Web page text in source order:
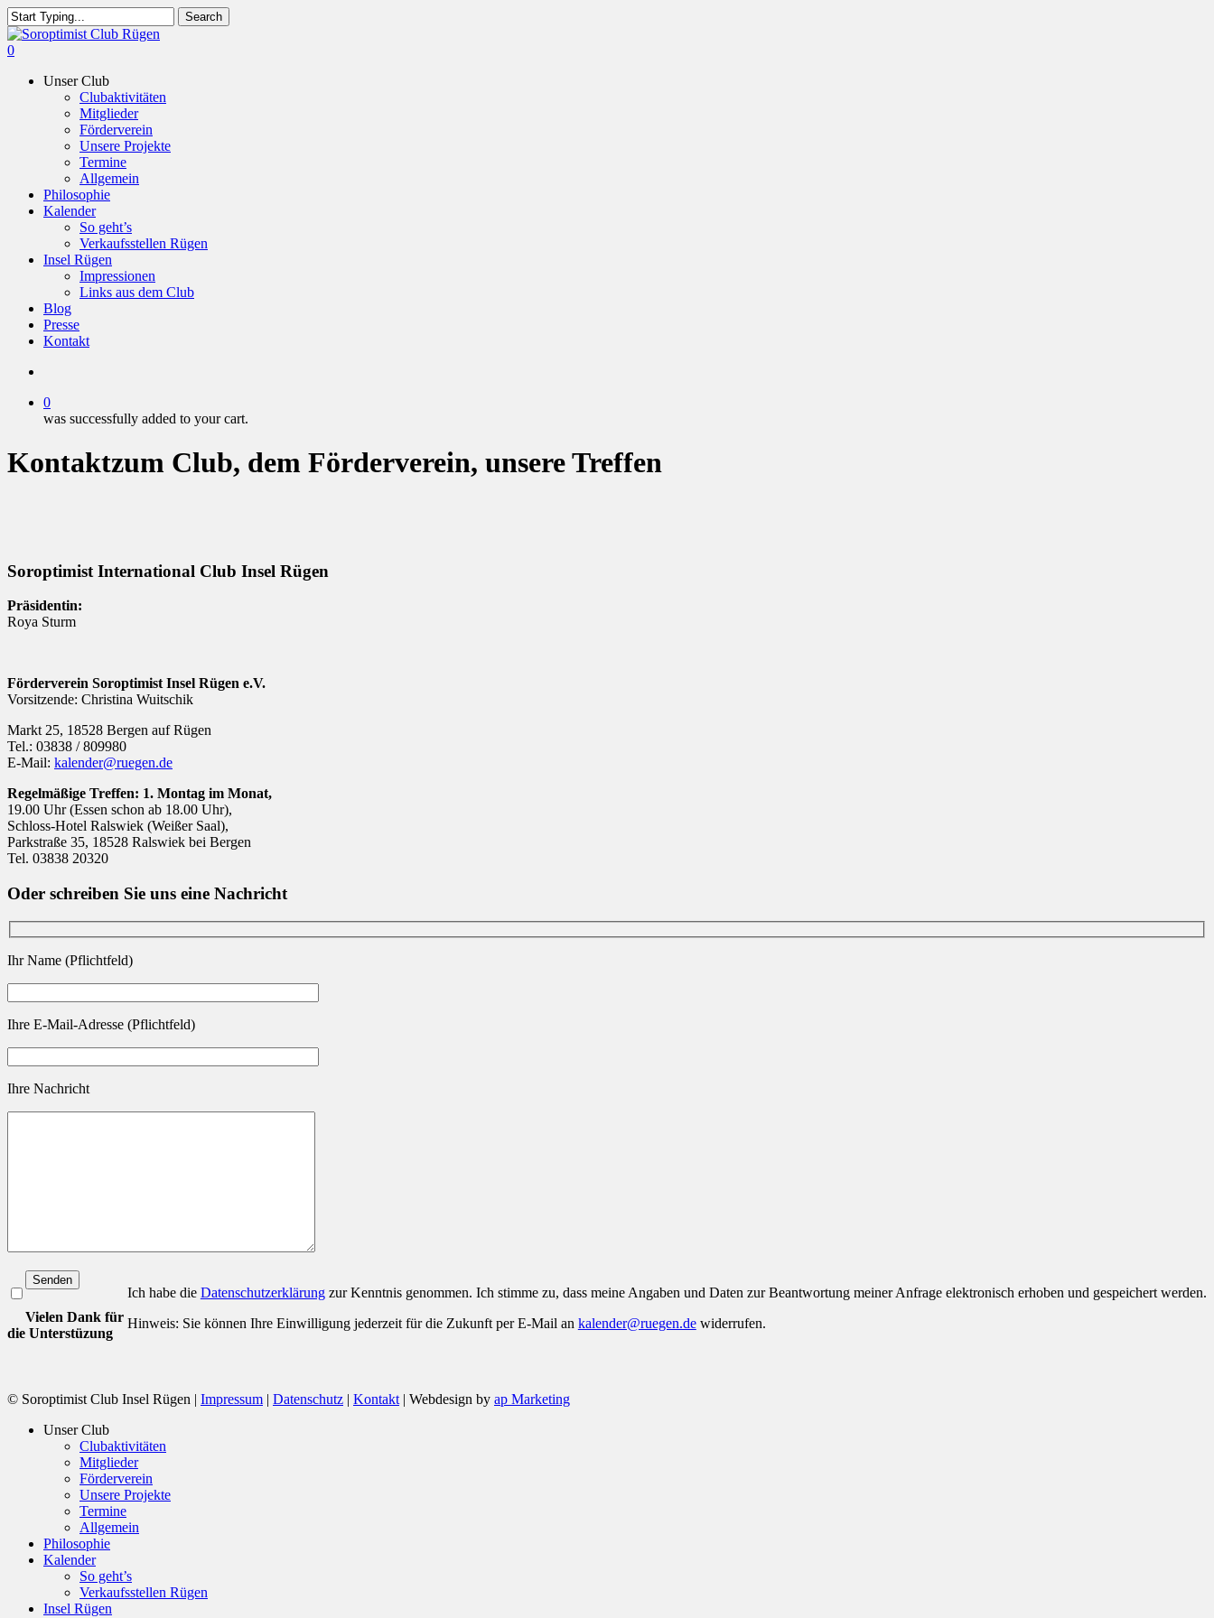
Skip
to
main
Search
Close
Search
search
0
Unser Club
Clubaktivitäten
Mitglieder
Förderverein
Unsere Projekte
Termine
Allgemein
Philosophie
Kalender
So geht’s
Verkaufsstellen Rügen
Insel Rügen
Impressionen
Links aus dem Club
Blog
Presse
Kontakt
0
was successfully added to your cart.
Kontaktzum Club, dem Förderverein, unsere Treffen
Soroptimist International Club Insel Rügen
Präsidentin:
Roya Sturm
Förderverein Soroptimist Insel Rügen e.V.
Vorsitzende: Christina Wuitschik
Markt 25, 18528 Bergen auf Rügen
Tel.: 03838 / 809980
E-Mail: kalender@ruegen.de
Regelmäßige Treffen: 1. Montag im Monat,
19.00 Uhr (Essen schon ab 18.00 Uhr),
Schloss-Hotel Ralswiek (Weißer Saal),
Parkstraße 35, 18528 Ralswiek bei Bergen
Tel. 03838 20320
Oder schreiben Sie uns eine Nachricht
Ihr Name (Pflichtfeld)
Ihre E-Mail-Adresse (Pflichtfeld)
Ihre Nachricht
Ich habe die Datenschutzerklärungzur Kenntnis genommen. Ich stimme zu, dass meine Angaben und Daten zur Beantwortung meiner Anfrage elektronisch erhoben und gespeichert werden.
Hinweis: Sie können Ihre Einwilligung jederzeit für die Zukunft per E-Mail an kalender@ruegen.dewiderrufen.
Bitte lasse dieses Feld leer.
Vielen Dank für
die Unterstüzung
© Soroptimist Club Insel Rügen | Impressum | Datenschutz | Kontakt | Webdesign by ap Marketing
Close
Unser Club
Clubaktivitäten
Mitglieder
Förderverein
Unsere Projekte
Termine
Allgemein
Philosophie
Kalender
So geht’s
Verkaufsstellen Rügen
Insel Rügen